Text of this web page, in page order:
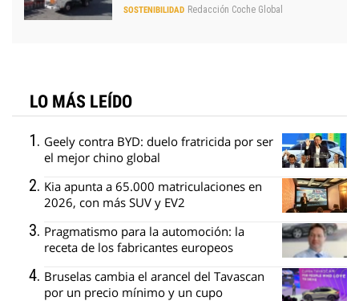
SOSTENIBILIDAD Redacción Coche Global
LO MÁS LEÍDO
Geely contra BYD: duelo fratricida por ser
el mejor chino global
Kia apunta a 65.000 matriculaciones en
2026, con más SUV y EV2
Pragmatismo para la automoción: la
receta de los fabricantes europeos
Bruselas cambia el arancel del Tavascan
por un precio mínimo y un cupo